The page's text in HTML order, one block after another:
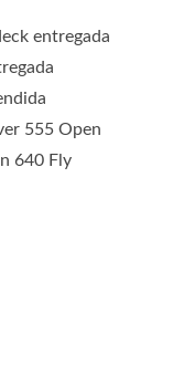
entregada
555 Open
640 Fly